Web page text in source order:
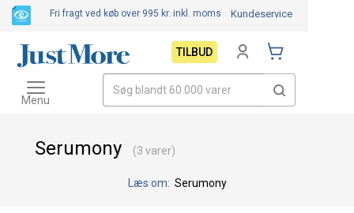
Serumony (3 varer)
Læs om: Serumony
Fri fragt ved køb over 995 kr. inkl. moms Kundeservice
TILBUD
Toggle
navigation
Menu